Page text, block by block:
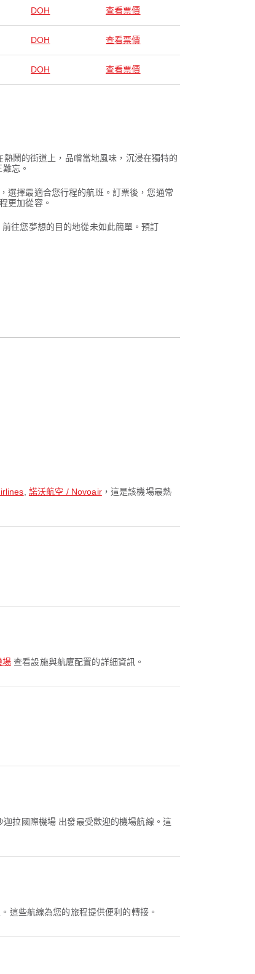
DOH 查看票價
DOH 查看票價
DOH 查看票價
鬧的街道上，品嚐當地風味，沉浸在獨特的
忘。
選擇最適合您行程的航班。訂票後，您通常
更加從容。
往您夢想的目的地從未如此簡單。預訂
諾沃航空 / Novoair，這是該機場最熱
場查看設施與航廈配置的詳細資訊。
迦拉國際機場 出發最受歡迎的機場航線。這
這些航線為您的旅程提供便利的轉接。